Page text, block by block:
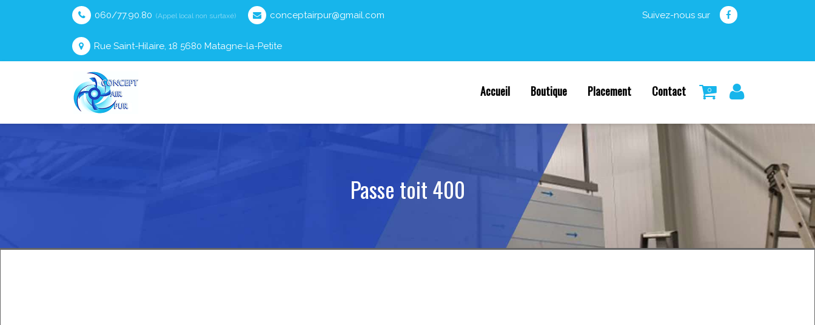
060/77.90.80 (Appel local non surtaxé) conceptairpur@gmail.com
Rue Saint-Hilaire, 18 5680 Matagne-la-Petite
Suivez-nous sur
Accueil Boutique Placement Contact 0
Passe toit 400